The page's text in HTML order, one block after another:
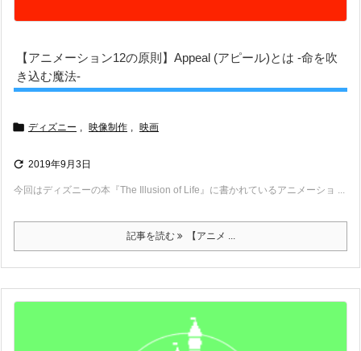
【アニメーション12の原則】Appeal (アピール)とは -命を吹
き込む魔法-
 ディズニー , 映像制作 , 映画
 2019年9月3日
今回はディズニーの本『The Illusion of Life』に書かれているアニメーショ ...
記事を読む 【アニメ ...